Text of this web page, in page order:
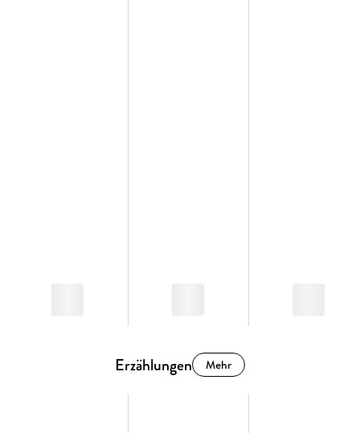
Erzählungen Mehr